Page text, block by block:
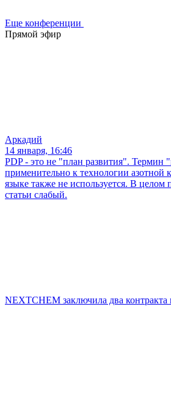
Еще конференции
Прямой эфир
Аркадий
14 января, 16:46
PDP - это не "план развития". Термин
применительно к технологии азотной
языке также не используется. В целом
статьи слабый.
NEXTCHEM заключила два контракта